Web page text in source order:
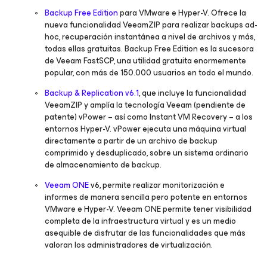
Backup Free Editionpara VMware e Hyper-V. Ofrece la
nueva funcionalidad VeeamZIP para realizar backups ad-
hoc, recuperación instantánea a nivel de archivos y más,
todas ellas gratuitas. Backup Free Edition es la sucesora
de Veeam FastSCP, una utilidad gratuita enormemente
popular, con más de 150.000 usuarios en todo el mundo.
Backup & Replication v6.1, que incluye la funcionalidad
VeeamZIP y amplía la tecnología Veeam (pendiente de
patente) vPower – así como Instant VM Recovery – a los
entornos Hyper-V. vPower ejecuta una máquina virtual
directamente a partir de un archivo de backup
comprimido y desduplicado, sobre un sistema ordinario
de almacenamiento de backup.
Veeam ONEv6, permite realizar monitorización e
informes de manera sencilla pero potente en entornos
VMware e Hyper-V. Veeam ONE permite tener visibilidad
completa de la infraestructura virtual y es un medio
asequible de disfrutar de las funcionalidades que más
valoran los administradores de virtualización.